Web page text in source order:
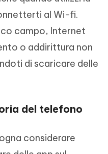
al Wi-fi.
campo, Internet
o addirittura non
di scaricare delle
del telefono
considerare